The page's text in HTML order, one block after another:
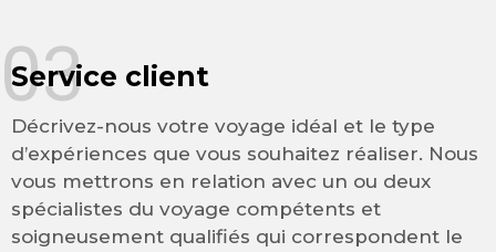
Service client
Décrivez-nous votre voyage idéal et le type
d’expériences que vous souhaitez réaliser. Nous
vous mettrons en relation avec un ou deux
spécialistes du voyage compétents et
soigneusement qualifiés qui correspondent le
03